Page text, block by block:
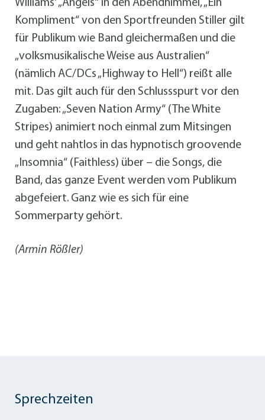
Williams‘ „Angels“ in den Abendhimmel, „Ein
Kompliment“ von den Sportfreunden Stiller gilt
für Publikum wie Band gleichermaßen und die
„volksmusikalische Weise aus Australien“
(nämlich AC/DCs „Highway to Hell“) reißt alle
mit. Das gilt auch für den Schlussspurt vor den
Zugaben: „Seven Nation Army“ (The White
Stripes) animiert noch einmal zum Mitsingen
und geht nahtlos in das hypnotisch groovende
„Insomnia“ (Faithless) über – die Songs, die
Band, das ganze Event werden vom Publikum
abgefeiert. Ganz wie es sich für eine
Sommerparty gehört.
(Armin Rößler)
Sprechzeiten